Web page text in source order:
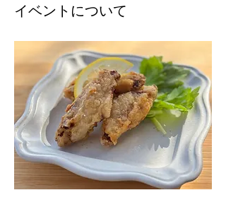
イベントについて